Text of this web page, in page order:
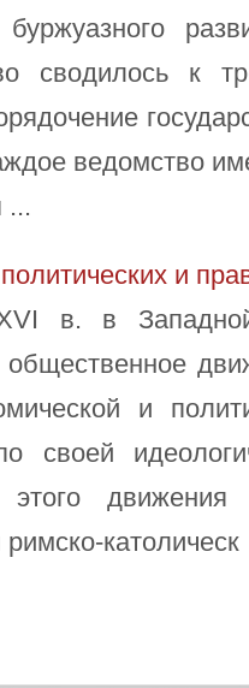
сводилось к
ведомство
...
и
в. в
общественное
и
по своей
движения
католическ